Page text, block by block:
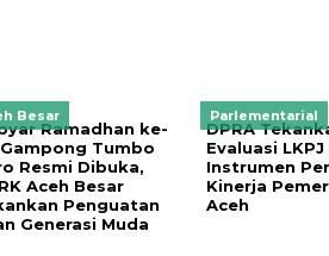
Besar
Ramadhan ke-
Tumbo
Resmi Dibuka,
Aceh Besar
Penguatan
Generasi Muda
Parlementarial
DPRA
Evaluasi LKPJ
Instrumen
Kinerja
Aceh